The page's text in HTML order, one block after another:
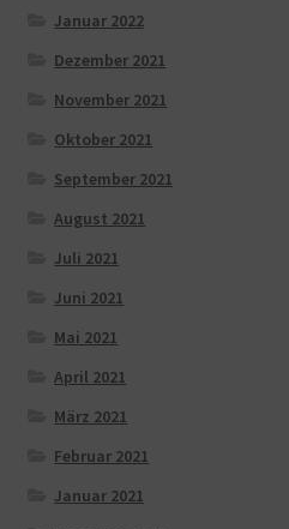
Januar 2022
Dezember 2021
November 2021
Oktober 2021
September 2021
August 2021
Juli 2021
Juni 2021
Mai 2021
April 2021
März 2021
Februar 2021
Januar 2021